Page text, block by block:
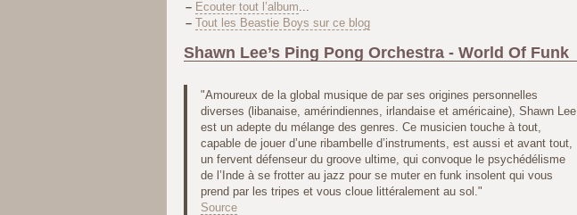
– Ecouter tout l’album
– Tout les Beastie Boys sur ce blog
Shawn Lee’s Ping Pong Orchestra - World Of Funk
"Amoureux de la global musique de par ses origines personnelles
diverses (libanaise, amérindiennes, irlandaise et américaine), Shawn Lee
est un adepte du mélange des genres. Ce musicien touche à tout,
capable de jouer d’une ribambelle d’instruments, est aussi et avant tout,
un fervent défenseur du groove ultime, qui convoque le psychédélisme
de l’Inde à se frotter au jazz pour se muter en funk insolent qui vous
prend par les tripes et vous cloue littéralement au sol."
Source